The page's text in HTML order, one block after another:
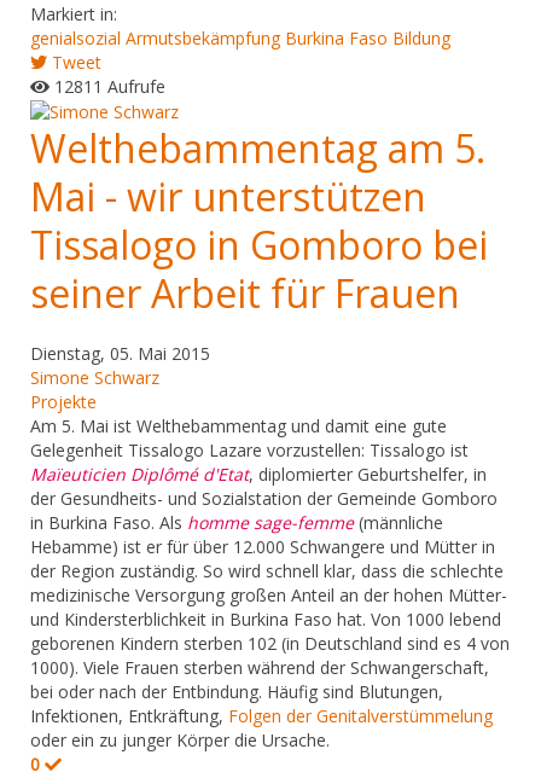
Markiert in:
genialsozial Armutsbekämpfung Burkina Faso Bildung
Tweet
12811 Aufrufe
Welthebammentag am 5.
Mai - wir unterstützen
Tissalogo in Gomboro bei
seiner Arbeit für Frauen
Dienstag, 05. Mai 2015
Simone Schwarz
Projekte
Am 5. Mai ist Welthebammentag und damit eine gute
Gelegenheit Tissalogo Lazare vorzustellen: Tissalogo ist
Maïeuticien Diplômé d'Etat, diplomierter Geburtshelfer, in
der Gesundheits- und Sozialstation der Gemeinde Gomboro
in Burkina Faso. Als homme sage-femme(männliche
Hebamme) ist er für über 12.000 Schwangere und Mütter in
der Region zuständig. So wird schnell klar, dass die schlechte
medizinische Versorgung großen Anteil an der hohen Mütter-
und Kindersterblichkeit in Burkina Faso hat. Von 1000 lebend
geborenen Kindern sterben 102 (in Deutschland sind es 4 von
1000). Viele Frauen sterben während der Schwangerschaft,
bei oder nach der Entbindung. Häufig sind Blutungen,
Infektionen, Entkräftung, Folgen der Genitalverstümmelung
oder ein zu junger Körper die Ursache.
0